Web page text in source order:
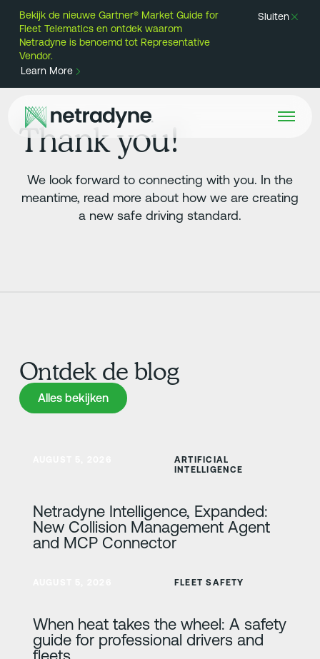
Bekijk de nieuwe Gartner® Market Guide for
Fleet Telematics en ontdek waarom
Netradyne is benoemd tot Representative
Vendor.
Learn More
Sluiten
Thank you!
We look forward to connecting with you. In the
meantime, read more about how we are creating
a new safe driving standard.
Ontdek de blog
Alles bekijken
Alles bekijken
ARTIFICIAL
INTELLIGENCE
Netradyne Intelligence, Expanded:
New Collision Management Agent
and MCP Connector
FLEET SAFETY
When heat takes the wheel: A safety
guide for professional drivers and